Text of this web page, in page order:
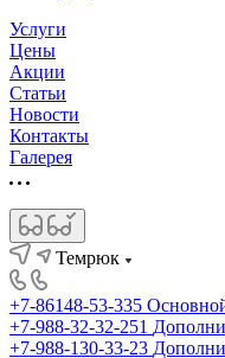
Услуги
Цены
Акции
Статьи
Новости
Контакты
Галерея
Темрюк
+7-86148-53-335
+7-988-32-32-251
+7-988-130-33-23